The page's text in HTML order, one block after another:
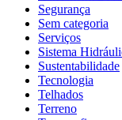
Segurança
Sem categoria
Serviços
Sistema
Sustentabilidade
Tecnologia
Telhados
Terreno